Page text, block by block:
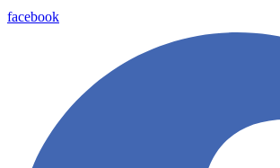
facebook